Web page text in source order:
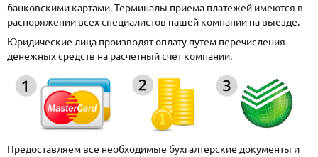
банковскими картами. Терминалы приема платежей имеются в
распоряжении всех специалистов нашей компании на выезде.
Юридические лица производят оплату путем перечисления
денежных средств на расчетный счет компании.
Предоставляем все необходимые бухгалтерские документы и